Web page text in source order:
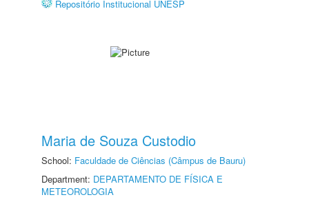
Repositório Institucional UNESP
Maria de Souza Custodio
School: Faculdade de Ciências (Câmpus de Bauru)
Department: DEPARTAMENTO DE FÍSICA E
METEOROLOGIA